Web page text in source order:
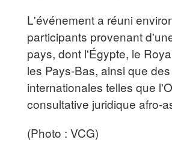
L'événement a réuni
participants provenant
pays, dont l'Égypte, le
les Pays-Bas, ainsi que
internationales telles que
consultative juridique afro-
(Photo : VCG)